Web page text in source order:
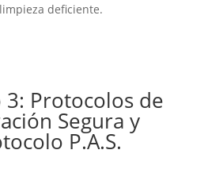
limpieza deficiente.
Protocolos de
Segura y
P.A.S.